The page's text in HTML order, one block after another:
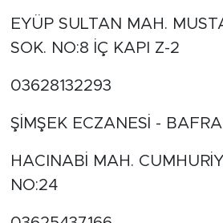
EYÜP SULTAN MAH.
SOK. NO:8 İÇ KAPI Z-2
03628132293
ŞİMŞEK ECZANESİ - BAFRA
HACINABİ MAH.
NO:24